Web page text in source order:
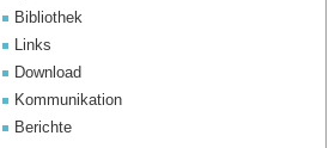
Bibliothek
Links
Download
Kommunikation
Berichte